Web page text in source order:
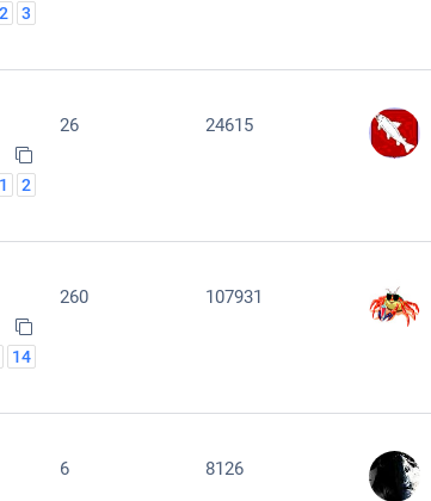
2 3
1 2
26 24615
14
260 107931
6 8126